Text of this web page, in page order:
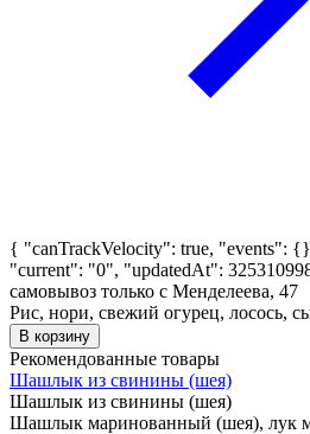
{ "canTrackVelocity": true, "events":
"current": "0", "updatedAt":
самовывоз только с Менделеева, 47
Рис, нори, свежий огурец, лосось,
В корзину
Рекомендованные товары
Шашлык из свинины (шея)
Шашлык из свинины (шея)
Шашлык маринованный (шея), лук